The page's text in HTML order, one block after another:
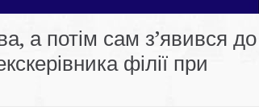
а потім сам з’явився до
філії при